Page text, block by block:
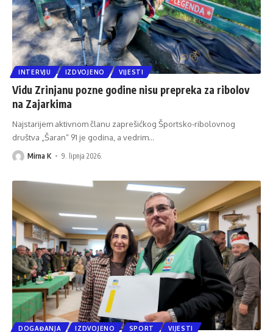
INTERVJU IZDVOJENO VIJESTI
Vidu Zrinjanu pozne godine nisu prepreka za ribolov
na Zajarkima
Najstarijem aktivnom članu zaprešićkog Športsko-ribolovnog
društva „Šaran“ 91 je godina, a vedrim…
Mirna K 9. lipnja 2026.
DOGAĐANJA IZDVOJENO SPORT VIJESTI